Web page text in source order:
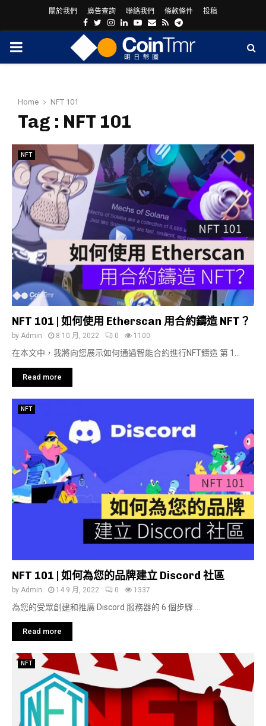
關於我們 廣告查詢 聯絡我們 條款條件 投稿
Facebook
Twitter
Instagram
LinkedinYoutube
Email
RssTelegram
PRIMARY
Home NFT 101
Tag : NFT 101
NFT
NFT 101 | 如何使用 Etherscan 用合約鑄造 NFT？
by Admin 8 10 月, 2022 0 1100
在本文中，我將向您展示如何通過智能合約進行NFT鑄造 第 1...
Read more
NFT
NFT 101 | 如何為您的品牌建立 Discord 社區
by Admin 14 9 月, 2022 0 1337
為您的受眾創建和推廣 Discord 服務器的 6 個步驟 ...
Read more
NFT